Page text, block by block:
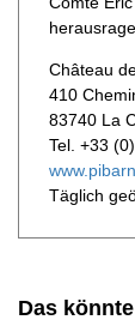
Château
410
83740 La
Tel. +33
Täglich
Das